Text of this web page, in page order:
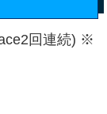
回連続) ※